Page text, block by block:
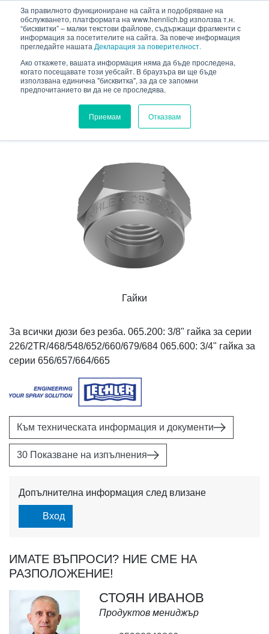
За правилното функциониране на сайта и подобряване на
обслужването, платформата на www.hennlich.bg използва т.н.
“бисквитки” – малки текстови файлове, съдържащи фрагменти с
информация за посетителите на сайта. За повече информация
прегледайте нашата Декларация за поверителност.
Ако откажете, вашата информация няма да бъде проследена,
когато посещавате този уебсайт. В браузъра ви ще бъде
използвана единична "бисквитка", за да се запомни
предпочитанието ви да не се проследява.
Приемам Отказвам
съдържание
HENNLICH.BG ПРОДУКТИ
ФЛУИДНА ТЕХНИКА
ПРЕЦИЗНИ ДЮЗИ
ПРИНАДЛЕЖНОСТИ ЗА ДЮЗИ
ГАЙКИ
Гайки
За всички дюзи без резба. 065.200: 3/8" гайка за серии
226/2TR/468/548/652/660/679/684 065.600: 3/4" гайка за
серии 656/657/664/665
Към техническата информация и документи
30 Показване на изпълнения
Допълнителна информация след влизане
Вход
ИМАТЕ ВЪПРОСИ? НИЕ СМЕ НА
РАЗПОЛОЖЕНИЕ!
СТОЯН ИВАНОВ
Продуктов мениджър